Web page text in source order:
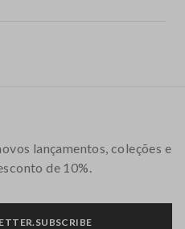
lançamentos, coleções e
de 10%.